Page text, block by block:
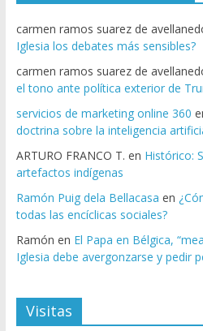
carmen ramos suarez de
Iglesia los debates más sensibles?
carmen ramos suarez de
el tono ante política exterior de
servicios de marketing online 360
doctrina sobre la inteligencia
ARTURO FRANCO T. en Histórico:
artefactos indígenas
Ramón Puig dela Bellacasa en
todas las encíclicas sociales?
Ramón en El Papa en Bélgica,
Iglesia debe avergonzarse y pedir
Visitas